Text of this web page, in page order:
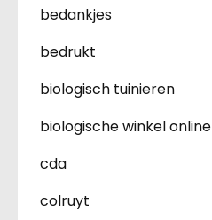
bedankjes
bedrukt
biologisch tuinieren
biologische winkel online
cda
colruyt